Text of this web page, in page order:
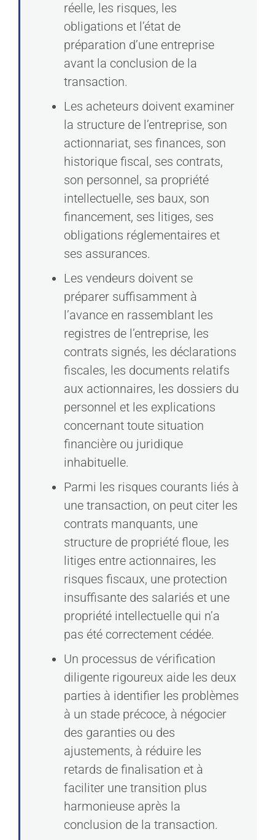
réelle, les risques, les
obligations et l’état de
préparation d’une entreprise
avant la conclusion de la
transaction.
Les acheteurs doivent examiner
la structure de l’entreprise, son
actionnariat, ses finances, son
historique fiscal, ses contrats,
son personnel, sa propriété
intellectuelle, ses baux, son
financement, ses litiges, ses
obligations réglementaires et
ses assurances.
Les vendeurs doivent se
préparer suffisamment à
l’avance en rassemblant les
registres de l’entreprise, les
contrats signés, les déclarations
fiscales, les documents relatifs
aux actionnaires, les dossiers du
personnel et les explications
concernant toute situation
financière ou juridique
inhabituelle.
Parmi les risques courants liés à
une transaction, on peut citer les
contrats manquants, une
structure de propriété floue, les
litiges entre actionnaires, les
risques fiscaux, une protection
insuffisante des salariés et une
propriété intellectuelle qui n’a
pas été correctement cédée.
Un processus de vérification
diligente rigoureux aide les deux
parties à identifier les problèmes
à un stade précoce, à négocier
des garanties ou des
ajustements, à réduire les
retards de finalisation et à
faciliter une transition plus
harmonieuse après la
conclusion de la transaction.